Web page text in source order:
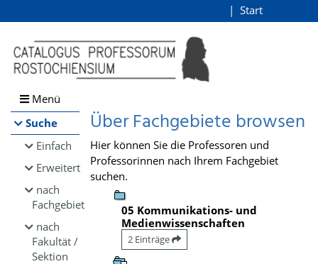
Browsen
direkt zum Inhalt
Start
Menü
Suche
Einfach
Erweitert
nach
Fachgebiet
nach
Fakultät /
Sektion
Über Fachgebiete browsen
Hier können Sie die Professoren und
Professorinnen nach Ihrem Fachgebiet
suchen.
05 Kommunikations- und
Medienwissenschaften
2 Einträge